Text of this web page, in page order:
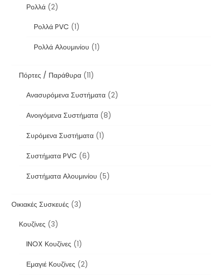
Ρολλά (2)
Ρολλά PVC (1)
Ρολλά Αλουμινίου (1)
Πόρτες / Παράθυρα (11)
Ανασυρόμενα Συστήματα (2)
Ανοιγόμενα Συστήματα (8)
Συρόμενα Συστήματα (1)
Συστήματα PVC (6)
Συστήματα Αλουμινίου (5)
Οικιακές Συσκευές (3)
Κουζίνες (3)
INOX Κουζίνες (1)
Εμαγιέ Κουζίνες (2)